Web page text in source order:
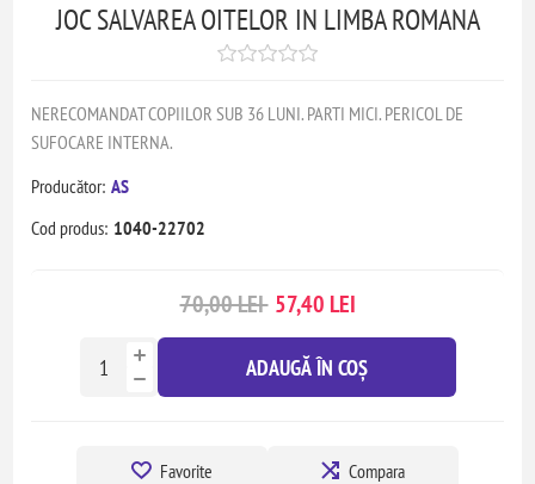
JOC SALVAREA OITELOR IN LIMBA ROMANA
NERECOMANDAT COPIILOR SUB 36 LUNI. PARTI MICI. PERICOL DE
SUFOCARE INTERNA.
Producător: AS
Cod produs: 1040-22702
70,00 LEI 57,40 LEI
ADAUGĂ ÎN COȘ
Favorite Compara